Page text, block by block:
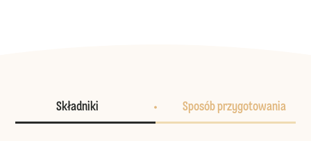
Składniki Sposób przygotowania